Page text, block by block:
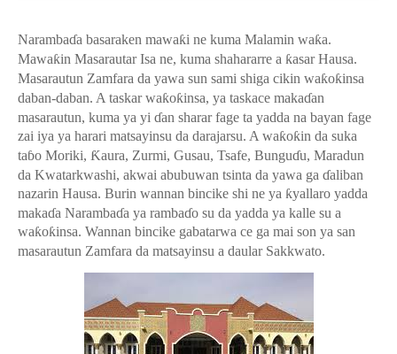
Narambaɗa basaraken mawaƙi ne kuma Malamin waƙa.
Mawaƙin Masarautar Isa ne, kuma shahararre a ƙasar Hausa.
Masarautun Zamfara da yawa sun sami shiga cikin waƙoƙinsa
daban-daban. A taskar waƙoƙinsa, ya taskace makaɗan
masarautun, kuma ya yi ɗan sharar fage ta yadda na bayan fage
zai iya ya harari matsayinsu da darajarsu. A waƙoƙin da suka
taɓo Moriki, Ƙaura, Zurmi, Gusau, Tsafe, Bunguɗu, Maradun
da Kwatarkwashi, akwai abubuwan tsinta da yawa ga ɗaliban
nazarin Hausa. Burin wannan bincike shi ne ya ƙyallaro yadda
makaɗa Narambaɗa ya rambaɗo su da yadda ya kalle su a
waƙoƙinsa. Wannan bincike gabatarwa ce ga mai son ya san
masarautun Zamfara da matsayinsu a daular Sakkwato.